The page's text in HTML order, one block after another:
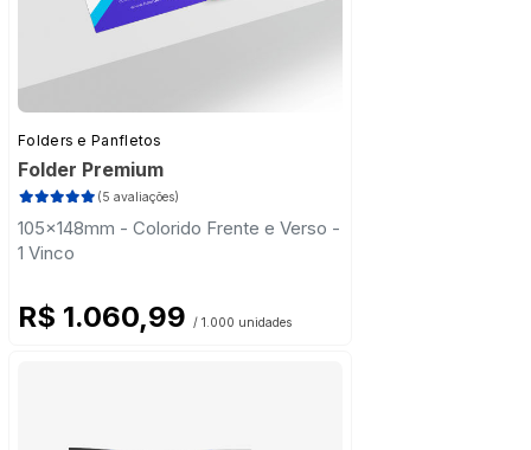
Folders e Panfletos
Folder Premium
(5 avaliações)
105x148mm - Colorido Frente e Verso -
1 Vinco
R$ 1.060,99 / 1.000 unidades